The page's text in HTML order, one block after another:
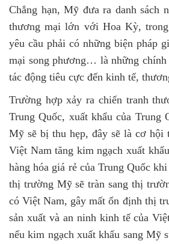
Chẳng hạn, Mỹ đưa ra danh sách
thương mại lớn với Hoa Kỳ,
yêu cầu phải có những biện pháp
mại song phương… là những chính
tác động tiêu cực đến kinh tế,
Trường hợp xảy ra chiến tranh
Trung Quốc, xuất khẩu của Trung
Mỹ sẽ bị thu hẹp, đây sẽ là cơ hội
Việt Nam tăng kim ngạch xuất
hàng hóa giá rẻ của Trung Quốc
thị trường Mỹ sẽ tràn sang thị
có Việt Nam, gây mất ổn định thị
sản xuất và an ninh kinh tế của
nếu kim ngạch xuất khẩu sang Mỹ